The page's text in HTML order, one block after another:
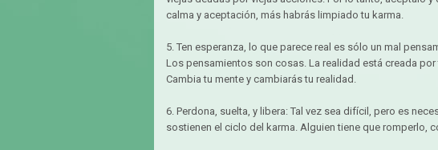
calma y aceptación, más habrás limpiado tu karma.
5. Ten esperanza, lo que parece real es sólo un mal
Los pensamientos son cosas. La realidad está creada
Cambia tu mente y cambiarás tu realidad.
6. Perdona, suelta, y libera: Tal vez sea difícil, pero es
sostienen el ciclo del karma. Alguien tiene que romperlo,